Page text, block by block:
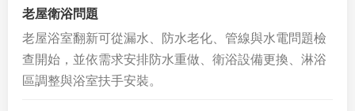
老屋衛浴問題
老屋浴室翻新可從漏水、防水老化、管線與水電問題檢
查開始，並依需求安排防水重做、衛浴設備更換、淋浴
區調整與浴室扶手安裝。